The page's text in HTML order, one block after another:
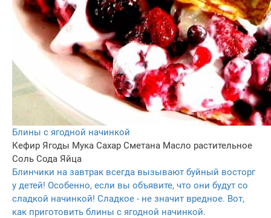
Блины с ягодной начинкой
Кефир Ягоды Мука Сахар Сметана Масло растительное
Соль Сода Яйца
Блинчики на завтрак всегда вызывают буйный восторг
у детей! Особенно, если вы объявите, что они будут со
сладкой начинкой! Сладкое - не значит вредное. Вот,
как приготовить блины с ягодной начинкой.